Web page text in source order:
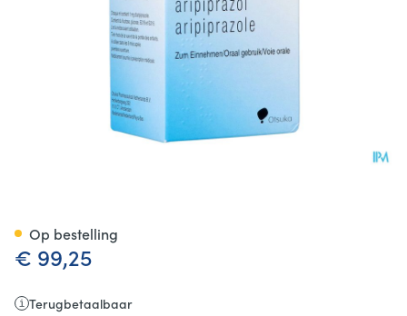
€ 99,25
Terugbetaalbaar
Op bestelling